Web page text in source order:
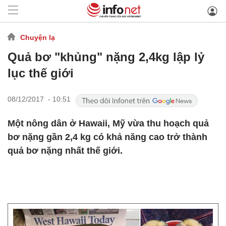
Chuyện lạ
Quả bơ "khủng" nặng 2,4kg lập lỷ
lục thế giới
08/12/2017 - 10:51
Một nông dân ở Hawaii, Mỹ vừa thu hoạch quả
bơ nặng gần 2,4 kg có khả năng cao trở thành
quả bơ nặng nhất thế giới.